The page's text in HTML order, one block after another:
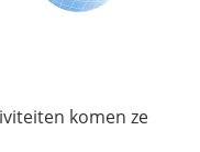
komen ze